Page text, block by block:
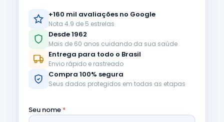
+160 mil avaliações no Google
Nota 4.9 de 5 estrelas
Desde 1962
Mais de 60 anos cuidando da sua saúde
Entrega para todo o Brasil
Envio rápido e rastreado
Compra 100% segura
Seus dados protegidos em todas as etapas
Seu nome *